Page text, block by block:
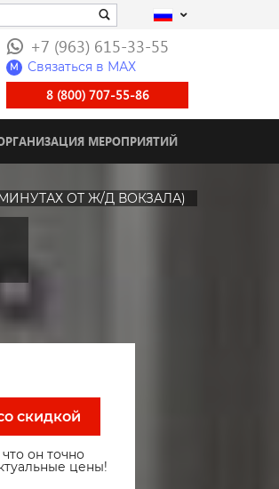
+7 (963) 615-33-55
M Связаться в МАХ
8 (800) 707-55-86
МЕРОПРИЯТИЙ
ОТ Ж/Д ВОКЗАЛА)
скидкой
он точно
цены!